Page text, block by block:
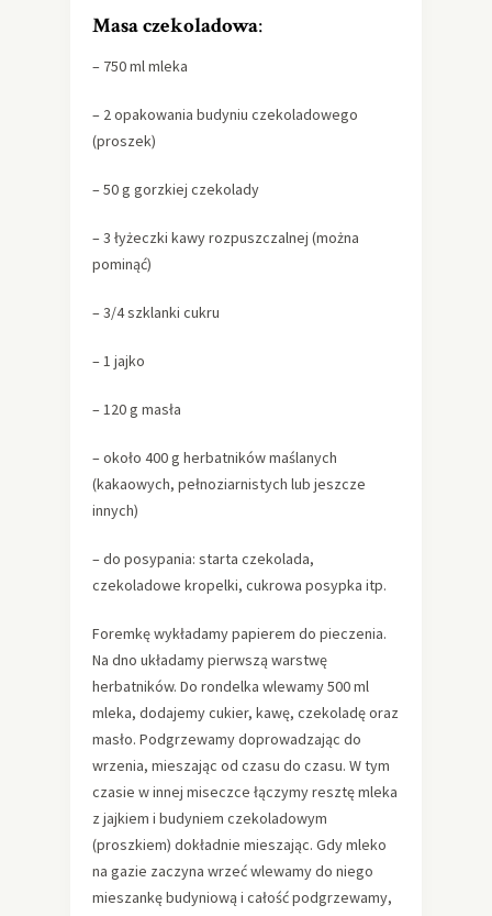
Masa czekoladowa:
– 750 ml mleka
– 2 opakowania budyniu czekoladowego
(proszek)
– 50 g gorzkiej czekolady
– 3 łyżeczki kawy rozpuszczalnej (można
pominąć)
– 3/4 szklanki cukru
– 1 jajko
– 120 g masła
– około 400 g herbatników maślanych
(kakaowych, pełnoziarnistych lub jeszcze
innych)
– do posypania: starta czekolada,
czekoladowe kropelki, cukrowa posypka itp.
Foremkę wykładamy papierem do pieczenia.
Na dno układamy pierwszą warstwę
herbatników. Do rondelka wlewamy 500 ml
mleka, dodajemy cukier, kawę, czekoladę oraz
masło. Podgrzewamy doprowadzając do
wrzenia, mieszając od czasu do czasu. W tym
czasie w innej miseczce łączymy resztę mleka
z jajkiem i budyniem czekoladowym
(proszkiem) dokładnie mieszając. Gdy mleko
na gazie zaczyna wrzeć wlewamy do niego
mieszankę budyniową i całość podgrzewamy,